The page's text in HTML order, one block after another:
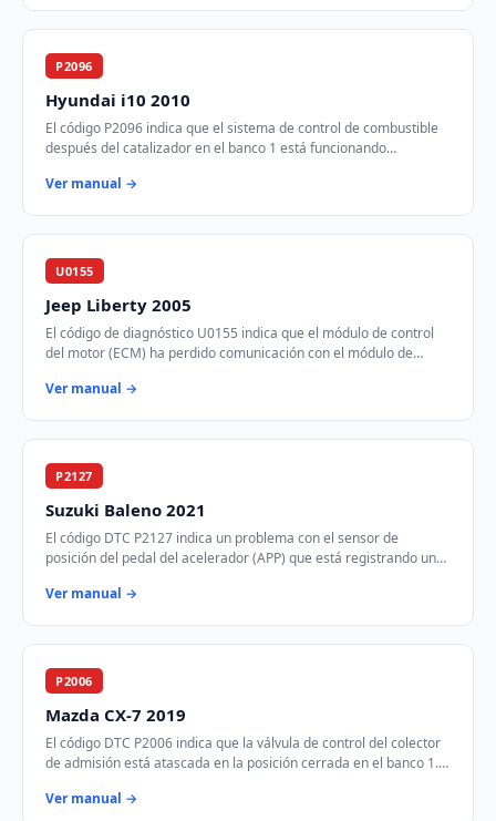
P2096
Hyundai i10 2010
El código P2096 indica que el sistema de control de combustible
después del catalizador en el banco 1 está funcionando
Ver manual →
U0155
Jeep Liberty 2005
El código de diagnóstico U0155 indica que el módulo de control
del motor (ECM) ha perdido comunicación con el módulo de
Ver manual →
P2127
Suzuki Baleno 2021
El código DTC P2127 indica un problema con el sensor de
posición del pedal del acelerador (APP) que está registrando un
Ver manual →
P2006
Mazda CX-7 2019
El código DTC P2006 indica que la válvula de control del colector
de admisión está atascada en la posición cerrada en el banco 1.
Ver manual →